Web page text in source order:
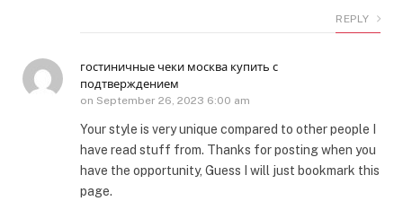
REPLY
гостиничные чеки москва купить с
подтверждением
on September 26, 2023 6:00 am
Your style is very unique compared to other people I
have read stuff from. Thanks for posting when you
have the opportunity, Guess I will just bookmark this
page.